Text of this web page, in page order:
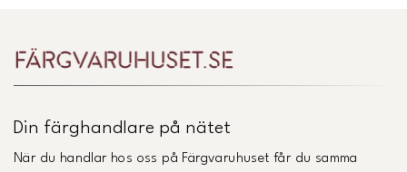
Din färghandlare på nätet
När du handlar hos oss på Färgvaruhuset får du samma